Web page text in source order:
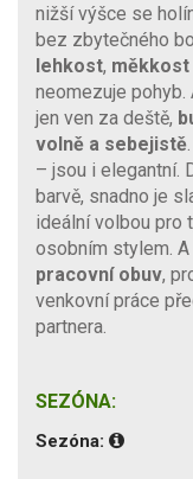
nižší výšce se
bez zbytečného
lehkost,
neomezuje pohyb.
jen ven za deště,
volně a sebejistě
– jsou i elegantní.
barvě, snadno je
ideální volbou pro
osobním stylem.
pracovní obuv,
venkovní práce
partnera.
SEZÓNA:
Sezóna: